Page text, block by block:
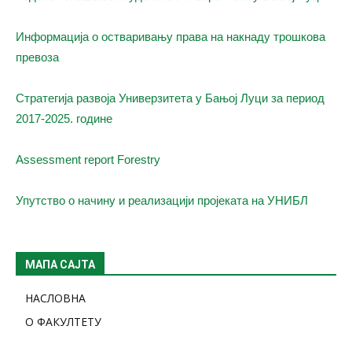
Информација о остваривању права на накнаду трошкова
превоза
Стратегија развоја Универзитета у Бањој Луци за период
2017-2025. године
Assessment report Forestry
Упутство о начину и реализацији пројеката на УНИБЛ
МАПА САЈТА
НАСЛОВНА
О ФАКУЛТЕТУ